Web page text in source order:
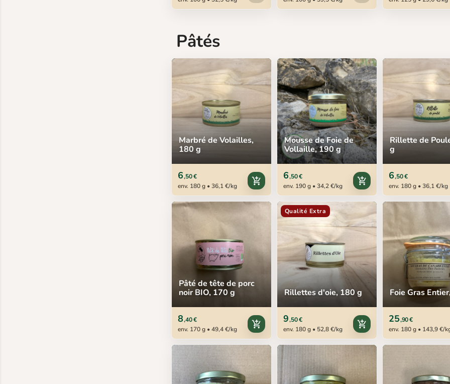
Pâtés
Marbré de Volailles,
180 g
6,50 €
env. 180 g • 36,1 €/kg
add_shopping_cart
Mousse de Foie de
Vollaille, 190 g
6,50 €
env. 190 g • 34,2 €/kg
add_shopping_cart
Rillette de
g
6,50 €
env. 180 g • 36,1 €/kg
Pâté de tête de porc
noir BIO, 170 g
8,40 €
env. 170 g • 49,4 €/kg
add_shopping_cart
Qualité Extra
Rillettes d'oie, 180 g
9,50 €
env. 180 g • 52,8 €/kg
add_shopping_cart
Foie Gras
25,90 €
env. 180 g • 143,9 €/